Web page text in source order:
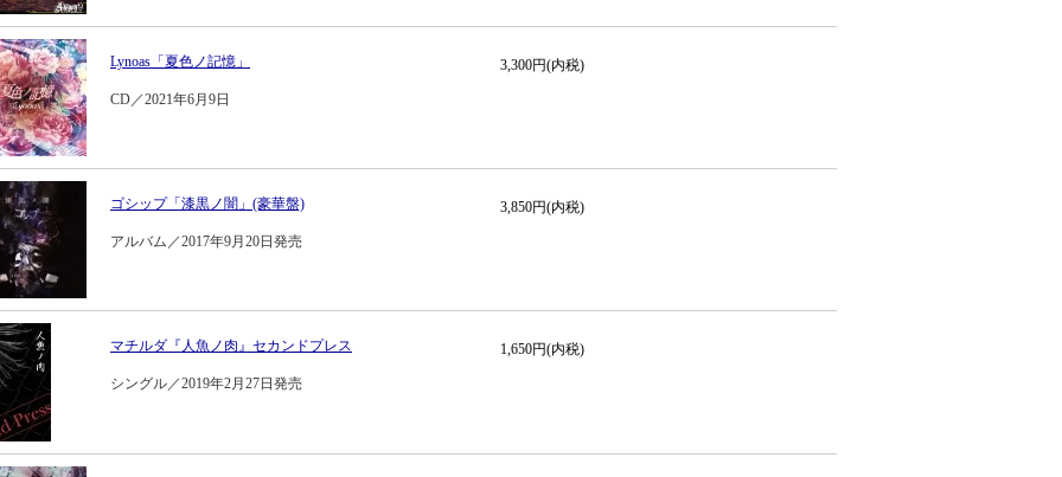
Lynoas「夏色ノ記憶」 3,300円(内税)
CD／2021年6月9日
ゴシップ「漆黒ノ闇」(豪華盤) 3,850円(内税)
アルバム／2017年9月20日発売
マチルダ『人魚ノ肉』セカンドプレス 1,650円(内税)
シングル／2019年2月27日発売